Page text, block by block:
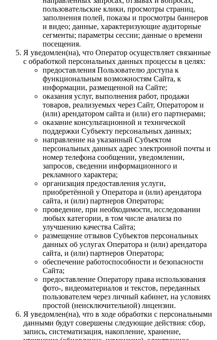
пользовательские клики, просмотры страниц,
заполнения полей, показы и просмотры баннеров
и видео; данные, характеризующие аудиторные
сегменты; параметры сессии; данные о времени
посещения.
Я уведомлен(на), что Оператор осуществляет связанные
с обработкой персональных данных процессы в целях:
предоставления Пользователю доступа к
функциональным возможностям Сайта, к
информации, размещенной на Сайте;
оказания услуг, выполнения работ, продажи
товаров, реализуемых через Сайт, Оператором и
(или) арендатором сайта и (или) его партнерами;
оказание консультационной и технической
поддержки Субъекту персональных данных;
направление на указанный Субъектом
персональных данных адрес электронной почты и
номер телефона сообщении, уведомлении,
запросов, сведении информационного и
рекламного характера;
организация предоставления услуги,
приобретённой у Оператора и (или) арендатора
сайта, и (или) партнеров Оператора;
проведение, при необходимости, исследовании
любых категории, в том числе анализа по
улучшению качества Сайта;
размещение отзывов Субъектов персональных
данных об услугах Оператора и (или) арендатора
сайта, и (или) партнеров Оператора;
обеспечение работоспособности и безопасности
Сайта;
предоставление Оператору права использования
фото-, видеоматериалов и текстов, переданных
пользователем через личный кабинет, на условиях
простой (неисключительной) лицензии.
Я уведомлен(на), что в ходе обработки с персональными
данными будут совершены следующие действия: сбор,
запись, систематизация, накопление, хранение,